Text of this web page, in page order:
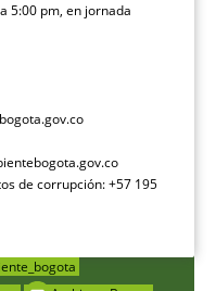
5:00 pm, en jornada
de corrupción: +57 195